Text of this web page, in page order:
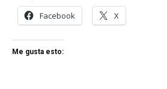
Facebook X
Me gusta esto: